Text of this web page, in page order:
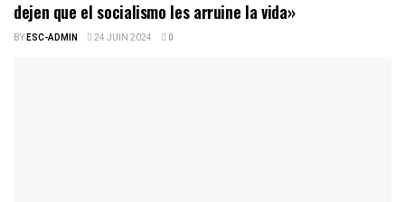
dejen que el socialismo les arruine la vida»
BYESC-ADMIN 24 JUIN 2024 0